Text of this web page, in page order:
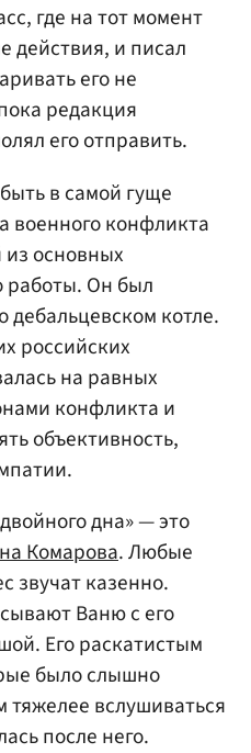
где на тот момент
действия, и писал
его не
редакция
его отправить.
в самой гуще
военного конфликта
из основных
работы. Он был
дебальцевском котле.
российских
на равных
конфликта и
объективность,
дна» — это
Комарова. Любые
звучат казенно.
Ваню с его
Его раскатистым
было слышно
вслушиваться
после него.